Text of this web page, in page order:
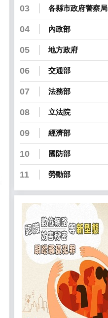
03 各縣市政府警察局
04 內政部
05 地方政府
06 交通部
07 法務部
08 立法院
09 經濟部
10 國防部
11 勞動部